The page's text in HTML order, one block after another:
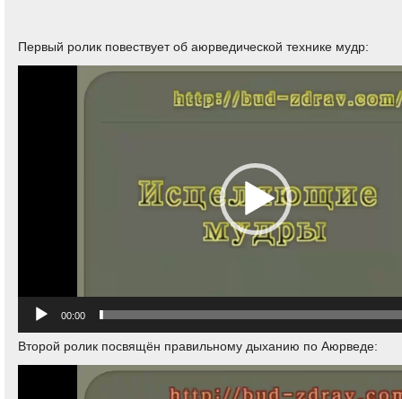
Первый ролик повествует об аюрведической технике мудр:
00:00
Второй ролик посвящён правильному дыханию по Аюрведе: